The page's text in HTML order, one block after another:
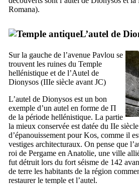
Romana).
L’autel de
Sur la gauche de l’avenue Pavlou se
trouvent les ruines du Temple
hellénistique et de l’Autel de
Dionysos (IIIe siècle avant JC)
L’autel de Dionysos est un bon
exemple d’un autel en forme de Π
de la période hellénistique. La partie
la mieux conservée est datée du IIe
d’épanouissement pourKos, comme il
vestiges architecturaux. On pense que
roi de Pergame en Anatolie, une ville
fut détruit lors du fort séisme de 142
de terre les habitants de la région
restaurer le temple et l’autel.